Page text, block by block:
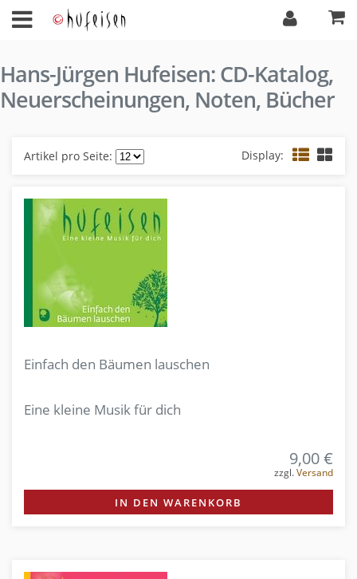
Hans-Jürgen Hufeisen: CD-Katalog,
Neuerscheinungen, Noten, Bücher
Artikel pro Seite: Display:
Einfach den Bäumen lauschen
Eine kleine Musik für dich
9,00 €
zzgl.Versand
IN DEN WARENKORB